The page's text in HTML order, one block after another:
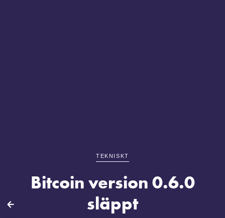
TEKNISKT
Bitcoin version 0.6.0
släppt